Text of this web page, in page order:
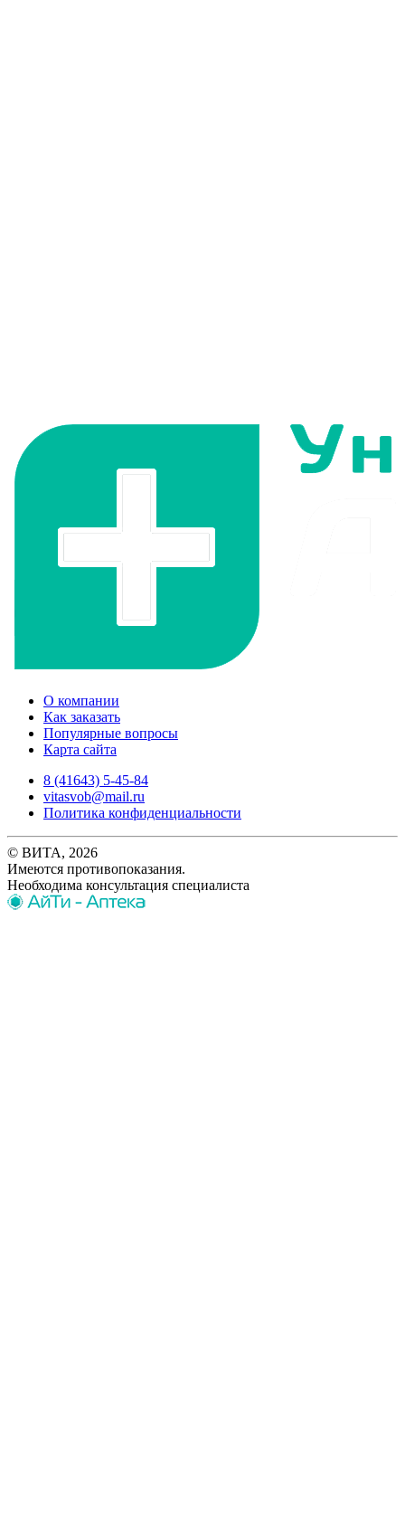
О компании
Как заказать
Популярные вопросы
Карта сайта
8 (41643) 5-45-84
vitasvob@mail.ru
Политика конфиденциальности
© ВИТА, 2026
Имеются противопоказания.
Необходима консультация специалиста